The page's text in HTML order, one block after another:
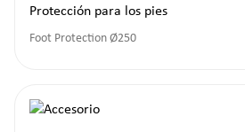
Protección para los pies
Foot Protection Ø250